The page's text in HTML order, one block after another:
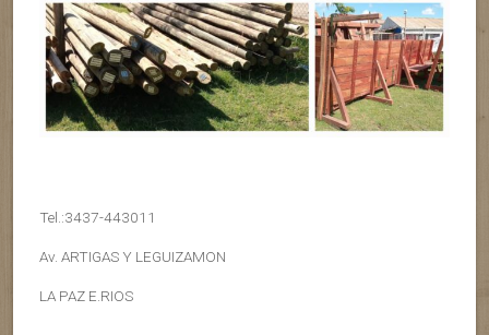
Tel.:3437-443011
Av. ARTIGAS Y LEGUIZAMON
LA PAZ E.RIOS